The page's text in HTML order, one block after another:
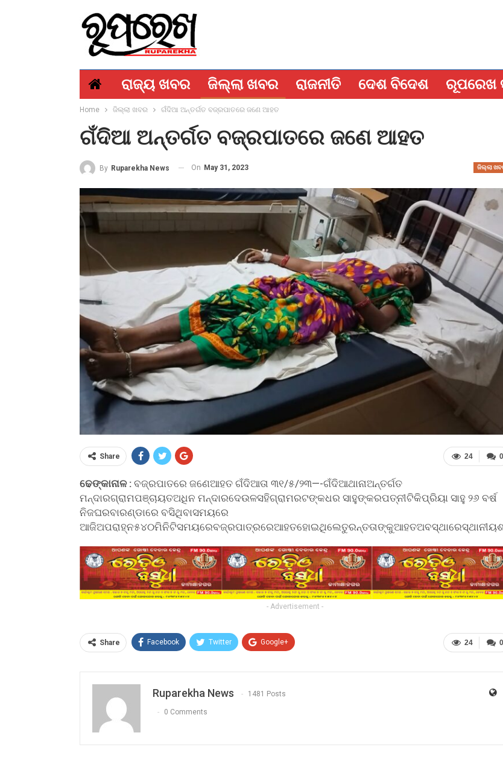
ରାଜ୍ୟ ଖବର ଜିଲ୍ଲା ଖବର ରାଜନୀତି ଦେଶ ବିଦେଶ ରୂପରେଖ
Home ଜିଲ୍ଲା ଖବର ଗଁଦିଆ ଅନ୍ତର୍ଗତ ବଜ୍ରପାତରେ ଜଣେ ଆହତ
ଗଁଦିଆ ଅନ୍ତର୍ଗତ ବଜ୍ରପାତରେ ଜଣେ ଆହତ
ଜିଲ୍ଲା
By Ruparekha News On May 31, 2023
0
24
Share
ଢେଙ୍କାନାଳ : ବଜ୍ରପାତରେ ଜଣେଆହତ ଗଁଦିଆତା ୩୧/୫/୨୩—-ଗଁଦିଆଥାନାଅନ୍ତର୍ଗତ
ମନ୍ଦାରଗ୍ରାମପଞ୍ଚାୟତଅଧିନ ମନ୍ଦାରଦେଉଳସହିଗ୍ରାମରଟଙ୍କଧର ସାହୁଙ୍କରପତ୍ନୀଟିକିପ୍ରିୟା ସାହୁ ୨୬ ବର୍ଷ
ନିଜଘରବାରଣ୍ଡାରେ ବସିଥିବାସମୟରେ
- Advertisement -
0
24
Share Facebook Twitter Google+
Ruparekha News 1481 Posts
0 Comments